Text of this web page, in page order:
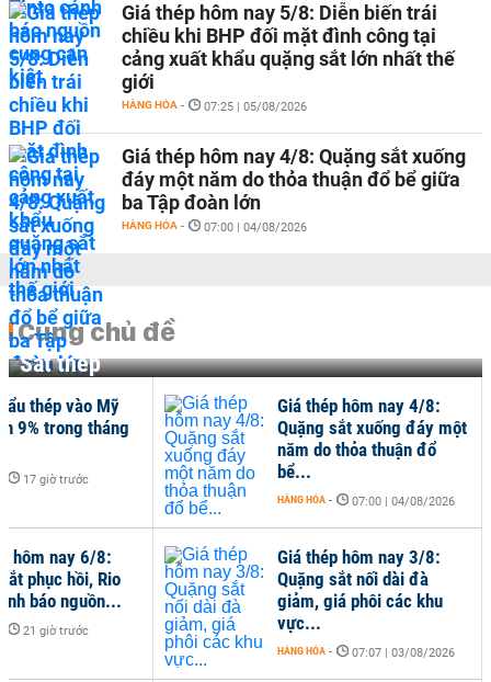
Giá thép hôm nay 5/8: Diễn biến trái
chiều khi BHP đối mặt đình công tại
cảng xuất khẩu quặng sắt lớn nhất thế
giới
HÀNG HÓA - 07:25 | 05/08/2026
Giá thép hôm nay 4/8: Quặng sắt xuống
đáy một năm do thỏa thuận đổ bể giữa
ba Tập đoàn lớn
HÀNG HÓA - 07:00 | 04/08/2026
Cùng chủ đề
Sắt thép
thép vào Mỹ
9% trong tháng
17 giờ trước
hôm nay 6/8:
phục hồi, Rio
báo nguồn...
21 giờ trước
Giá thép hôm nay 4/8:
Quặng sắt xuống đáy một
năm do thỏa thuận đổ
bể...
HÀNG HÓA - 07:00 | 04/08/2026
Giá thép hôm nay 3/8:
Quặng sắt nối dài đà
giảm, giá phôi các khu
vực...
HÀNG HÓA - 07:07 | 03/08/2026